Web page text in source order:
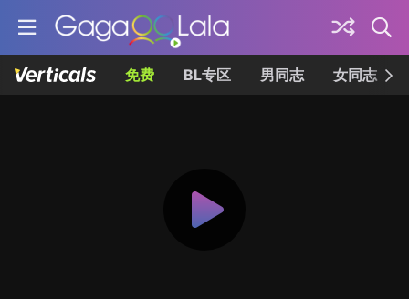
免费 BL专区 男同志 女同志